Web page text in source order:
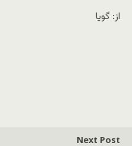
از: گویا
Next Post